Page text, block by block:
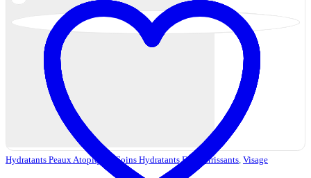
Hydratants Peaux Atopiques Soins Hydratants Et Nourrissants, Visage